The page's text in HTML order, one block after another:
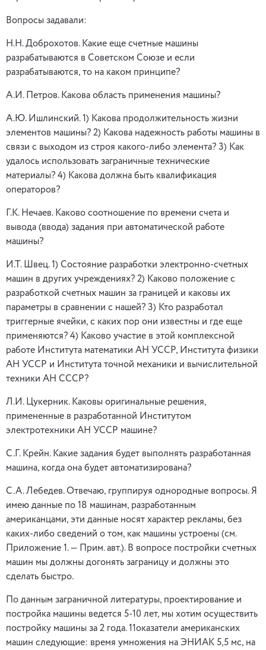
Вопросы задавали:
Н.Н. Доброхотов. Какие еще счетные машины
разрабатываются в Советском Союзе и если
разрабатываются, то на каком принципе?
А.И. Петров. Какова область применения машины?
А.Ю. Ишлинский. 1) Какова продолжительность жизни
элементов машины? 2) Какова надежность работы машины в
связи с выходом из строя какого-либо элемента? 3) Как
удалось использовать заграничные технические
материалы? 4) Какова должна быть квалификация
операторов?
Г.К. Нечаев. Каково соотношение по времени счета и
вывода (ввода) задания при автоматической работе
машины?
И.Т. Швец. 1) Состояние разработки электронно-счетных
машин в других учреждениях? 2) Каково положение с
разработкой счетных машин за границей и каковы их
параметры в сравнении с нашей? 3) Кто разработал
триггерные ячейки, с каких пор они известны и где еще
применяются? 4) Каково участие в этой комплексной
работе Института математики АН УССР, Института физики
АН УССР и Института точной механики и вычислительной
техники АН СССР?
Л.И. Цукерник. Каковы оригинальные решения,
примененные в разработанной Институтом
электротехники АН УССР машине?
С.Г. Крейн. Какие задания будет выполнять разработанная
машина, когда она будет автоматизирована?
С.А. Лебедев. Отвечаю, группируя однородные вопросы. Я
имею данные по 18 машинам, разработанным
американцами, эти данные носят характер рекламы, без
каких-либо сведений о том, как машины устроены (см.
Приложение 1. — Прим. авт.). В вопросе постройки счетных
машин мы должны догонять заграницу и должны это
сделать быстро.
По данным заграничной литературы, проектирование и
постройка машины ведется 5-10 лет, мы хотим осуществить
постройку машины за 2 года. 11оказатели американских
машин следующие: время умножения на ЭНИАК 5,5 мс, на